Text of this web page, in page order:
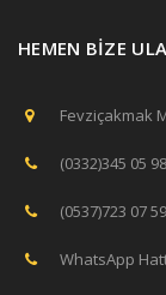
HEMEN BİZE
Fevziçakmak
(0332)345 05 98
(0537)723 07 59
WhatsApp